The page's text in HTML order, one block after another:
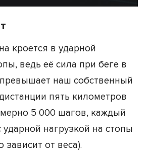
кроется в ударной
ведь её сила при беге в
наш собственный
пять километров
5 000 шагов, каждый
нагрузкой на стопы
зависит от веса).